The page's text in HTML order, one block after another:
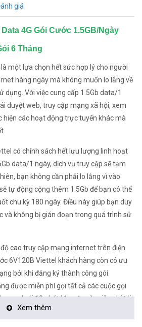
giá
4G Gói Cước 1.5GB/Ngày
6 Tháng
một lựa chọn hết sức hợp lý cho người
hàng ngày mà không muốn lo lắng về
dụng. Với việc cung cấp 1.5Gb data/1
duyệt web, truy cập mạng xã hội, xem
hiện các hoạt động trực tuyến khác mà
có chính sách hết lưu lượng linh hoạt
data/1 ngày, dịch vụ truy cập sẽ tạm
bạn không cần phải lo lắng vì vào
tự động cộng thêm 1.5Gb để bạn có thể
chu kỳ 180 ngày. Điều này giúp bạn duy
và không bị gián đoạn trong quá trình sử
cao truy cập mạng internet trên điện
6V120B Viettel khách hàng còn có ưu
bởi khi đăng ký thành công gói
được miễn phí gọi tất cả các cuộc gọi
dưới 10 phút/ 1 cuộc và miễn phí tới
các nhà mạng khác tại Việt Nam, đây
Xem thêm